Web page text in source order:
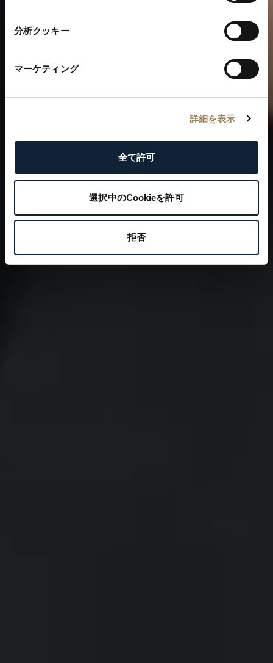
分析クッキー
マーケティング
詳細を表示
全て許可
選択中のCookieを許可
拒否
ブレゲのアイコンの物語